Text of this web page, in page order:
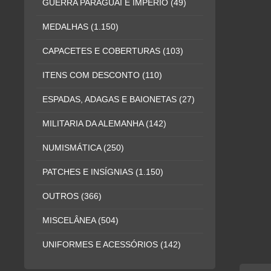
GUERRA PARAGUAI E IMPÉRIO (49)
MEDALHAS (1.150)
CAPACETES E COBERTURAS (103)
ITENS COM DESCONTO (110)
ESPADAS, ADAGAS E BAIONETAS (27)
MILITARIA DA ALEMANHA (142)
NUMISMÁTICA (250)
PATCHES E INSÍGNIAS (1.150)
OUTROS (366)
MISCELÂNEA (504)
UNIFORMES E ACESSÓRIOS (142)